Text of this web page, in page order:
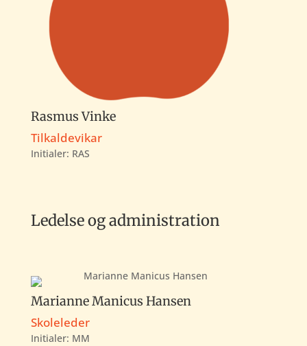
Rasmus Vinke
Tilkaldevikar
Initialer: RAS
Ledelse og administration
Marianne Manicus Hansen
Skoleleder
Initialer: MM